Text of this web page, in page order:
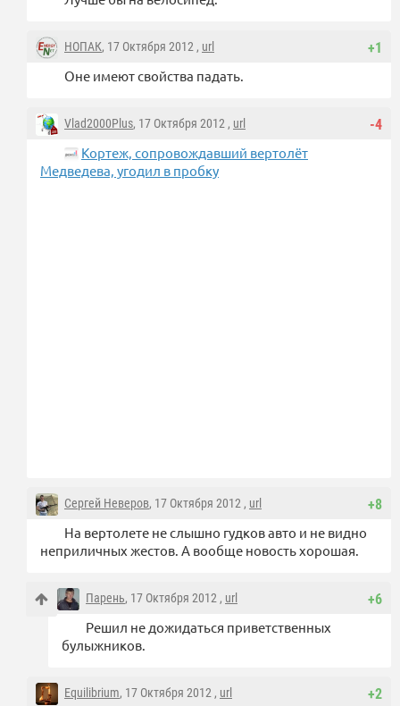
+1
НОПАК, 17 Октября 2012 , url
Оне имеют свойства падать.
-4
Vlad2000Plus, 17 Октября 2012 , url
Кортеж, сопровождавший вертолёт
Медведева, угодил в пробку
+8
Сергей Неверов, 17 Октября 2012 , url
На вертолете не слышно гудков авто и не видно
неприличных жестов. А вообще новость хорошая.
+6
Парень, 17 Октября 2012 , url
Решил не дожидаться приветственных
булыжников.
+2
Equilibrium, 17 Октября 2012 , url